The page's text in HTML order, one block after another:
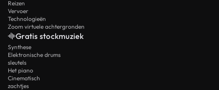
Reizen
Vervoer
Technologieën
Zoom virtuele achtergronden
Gratis stockmuziek
Synthese
Elektronische drums
sleutels
Het piano
Cinematisch
zachtjes